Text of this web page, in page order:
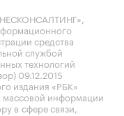
средства
службой
технологий
09.12.2015
издания «РБК»
массовой информации
в сфере связи,